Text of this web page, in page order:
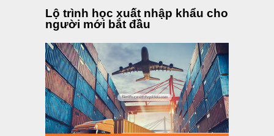
Lộ trình học xuất nhập khẩu cho
người mới bắt đầu